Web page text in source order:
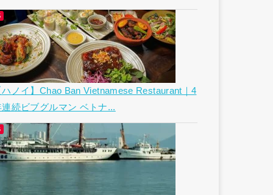
ハノイ】Chao Ban Vietnamese Restaurant｜4
連続ビブグルマン ベトナ...